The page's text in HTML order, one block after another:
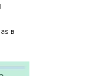
в